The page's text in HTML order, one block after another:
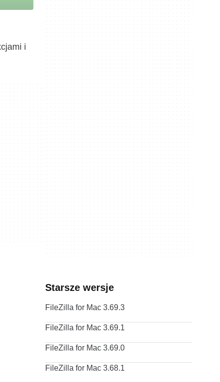
i
Starsze wersje
FileZilla for Mac 3.69.3
FileZilla for Mac 3.69.1
FileZilla for Mac 3.69.0
FileZilla for Mac 3.68.1